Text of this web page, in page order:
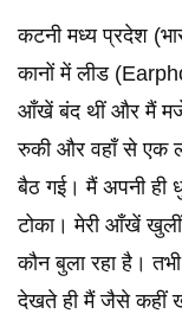
कटनी मध्य प्रदेश
कानों में लीड
आँखें बंद थीं और मैं मजे
रुकी और वहाँ से एक
बैठ गई। मैं अपनी ही
टोका। मेरी आँखें
कौन बुला रहा है।
देखते ही मैं जैसे कहीं